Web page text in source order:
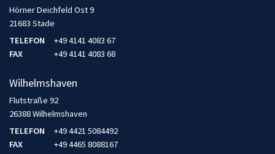
Hörner Deichfeld Ost 9
21683 Stade
TELEFON
+49 4141 4083 67
FAX
+49 4141 4083 68
Wilhelmshaven
Flutstraße 92
26388 Wilhelmshaven
TELEFON
+49 4421 5084492
FAX
+49 4465 8088167